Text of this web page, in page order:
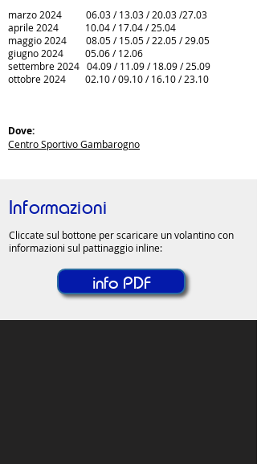
marzo 2024 06.03 / 13.03 / 20.03 /27.03
aprile 2024 10.04 / 17.04 / 25.04
maggio 2024 08.05 / 15.05 / 22.05 / 29.05
giugno 2024 05.06 / 12.06
settembre 2024 04.09 / 11.09 / 18.09 / 25.09
ottobre 2024 02.10/ 09.10/ 16.10 / 23.10
Dove:
Centro Sportivo Gambarogno
Informazioni
Cliccatesul bottone per scaricare unvolantino con
informazioni sul pattinaggio inline:
info PDF